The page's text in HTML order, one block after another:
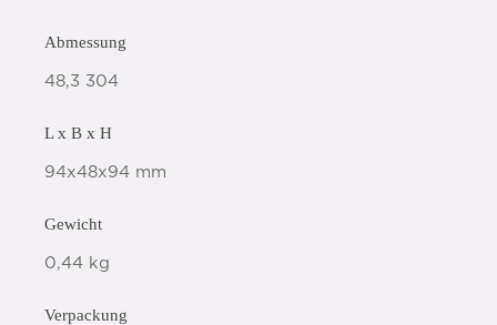
Abmessung
48,3 304
L x B x H
94x48x94 mm
Gewicht
0,44 kg
Verpackung